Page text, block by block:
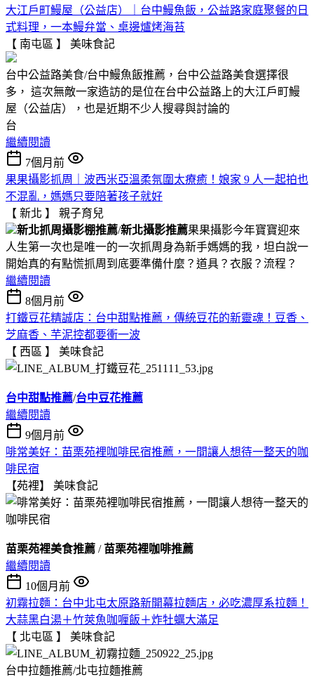
大江戶町鰻屋（公益店）｜台中鰻魚飯，公益路家庭聚餐的日
式料理，一本鰻弁當、桌邊爐烤海苔
【 南屯區 】 美味食記
台中公益路美食/台中鰻魚飯推薦，台中公益路美食選擇很
多， 這次無敵一家造訪的是位在台中公益路上的大江戶町鰻
屋（公益店），也是近期不少人搜尋與討論的
台
繼續閱讀
7個月前
果果攝影抓周｜波西米亞溫柔氛圍太療癒！娘家 9 人一起拍也
不混亂，媽媽只要陪著孩子就好
【 新北 】 親子育兒
新北抓周攝影棚推薦/新北攝影推薦果果攝影今年寶寶迎來
人生第一次也是唯一的一次抓周身為新手媽媽的我，坦白說一
開始真的有點慌抓周到底要準備什麼？道具？衣服？流程？
繼續閱讀
8個月前
打鐵豆花精誠店：台中甜點推薦，傳統豆花的新靈魂！豆香、
芝麻香、芋泥控都要衝一波
【 西區 】 美味食記
台中甜點推薦/台中豆花推薦
繼續閱讀
9個月前
啡常美好：苗栗苑裡咖啡民宿推薦，一間讓人想待一整天的咖
啡民宿
【苑裡】 美味食記
苗栗苑裡美食推薦 / 苗栗苑裡咖啡推薦
繼續閱讀
10個月前
初霧拉麵：台中北屯太原路新開幕拉麵店，必吃濃厚系拉麵！
大蒜黑白湯＋竹莢魚咖喱飯＋炸牡蠣大滿足
【 北屯區 】 美味食記
台中拉麵推薦/北屯拉麵推薦